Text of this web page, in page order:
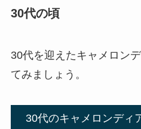
30代の頃
30代を迎えたキャメロン
てみましょう。
30代のキャメロンディ